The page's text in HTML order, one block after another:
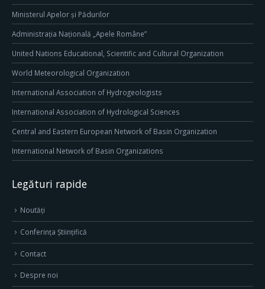
Ministerul Apelor și Pădurilor
Administrația Națională „Apele Române”
United Nations Educational, Scientific and Cultural Organization
World Meteorological Organization
International Association of Hydrogeologists
International Association of Hydrological Sciences
Central and Eastern European Network of Basin Organization
International Network of Basin Organizations
Legături rapide
Noutăți
Conferința Științifică
Contact
Despre noi